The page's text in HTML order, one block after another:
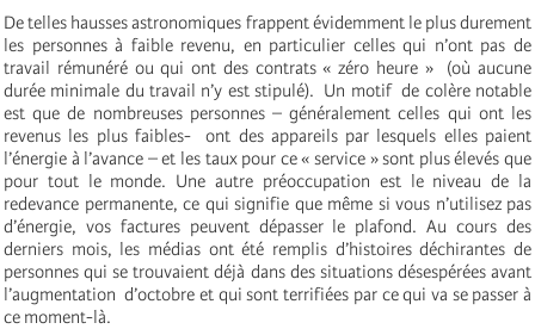
De telles hausses astronomiques frappent évidemment le plus durement
les personnes à faible revenu, en particulier celles qui n’ont pas de
travail rémunéré ou qui ont des contrats « zéro heure » (où aucune
durée minimale du travail n’y est stipulé). Un motif de colère notable
est que de nombreuses personnes – généralement celles qui ont les
revenus les plus faibles- ont des appareils par lesquels elles paient
l’énergie à l’avance – et les taux pour ce « service » sont plus élevés que
pour tout le monde. Une autre préoccupation est le niveau de la
redevance permanente, ce qui signifie que même si vous n’utilisez pas
d’énergie, vos factures peuvent dépasser le plafond. Au cours des
derniers mois, les médias ont été remplis d’histoires déchirantes de
personnes qui se trouvaient déjà dans des situations désespérées avant
l’augmentation d’octobre et qui sont terrifiées par ce qui va se passer à
ce moment-là.